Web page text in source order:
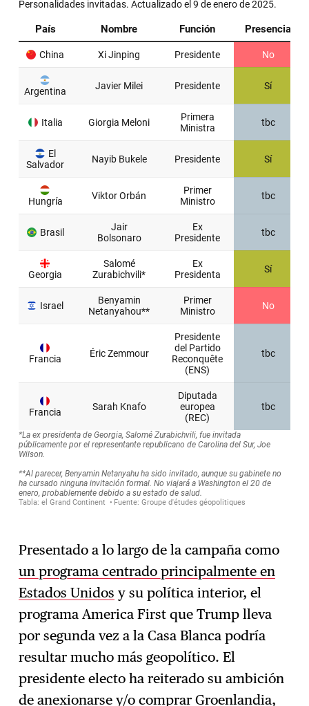
Presentado a lo largo de la campaña como
un programa centrado principalmente en
Estados Unidos y su política interior, el
programa America First que Trump lleva
por segunda vez a la Casa Blanca podría
resultar mucho más geopolítico. El
presidente electo ha reiterado su ambición
de anexionarse y/o comprar Groenlandia,